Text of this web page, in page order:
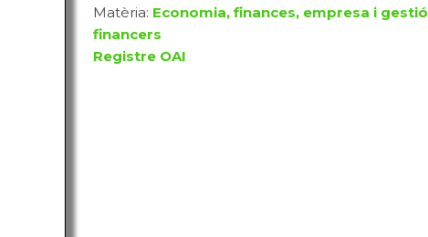
Matèria: Economia, finances, empresa i gestió
financers
Registre OAI